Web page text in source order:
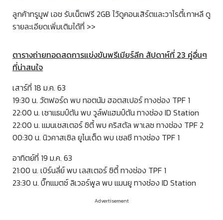
ลูกค้าทรูมูฟ เอช รับเน็ตฟรี 2GB ไว้ดูคอนเสิร์ตและวาไรตี้เกาหลี ดู
รายละเอียดเพิ่มเติมได้ที่ >>
ตารางถ่ายทอดสดการแข่งขันพรีเมียร์ลีก สัปดาห์ที่ 23 คู่อื่นๆ
ที่น่าสนใจ
เสาร์ที่ 18 ม.ค. 63
19:30 น. วัตฟอร์ด พบ ทอตนัม ฮอตสเปอร์ ทางช่อง TPF 1
22:00 น. เซาแธมป์ตัน พบ วูล์ฟแฮมป์ตัน ทางช่อง ID Station
22:00 น. แมนเชสเตอร์ ซิตี้ พบ คริสตัล พาเลซ ทางช่อง TPF 2
00:30 น. นิวคาสเซิล ยูไนเต็ด พบ เชลซี ทางช่อง TPF 1
อาทิตย์ที่ 19 ม.ค. 63
21:00 น. เบิร์นลี่ย์ พบ เลสเตอร์ ซิตี้ ทางช่อง TPF 1
23:30 น. บิ๊กแมตซ์ ลิเวอร์พูล พบ แมนยู ทางช่อง ID Station
Advertisement